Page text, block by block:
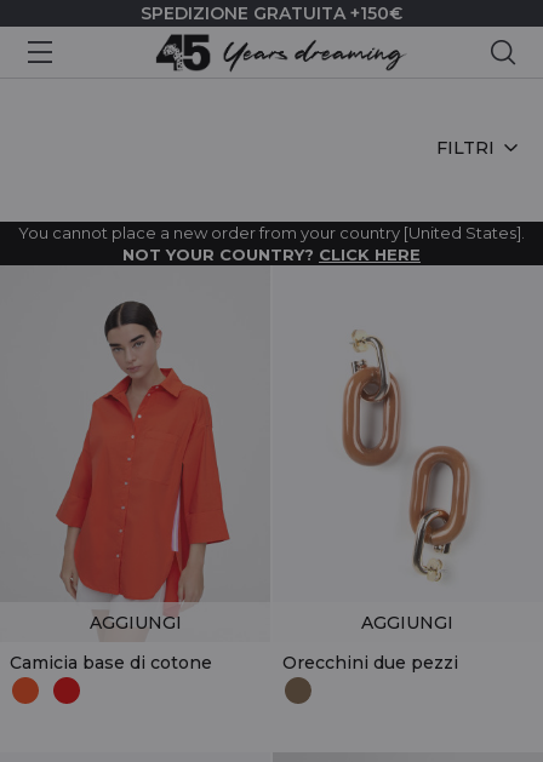
SPEDIZIONE GRATUITA +150€
FILTRI
You cannot place a new order from your country [United States].
NOT YOUR COUNTRY? CLICK HERE
Camicia base di cotone
AGGIUNGI
Orecchini due pezzi
AGGIUNGI